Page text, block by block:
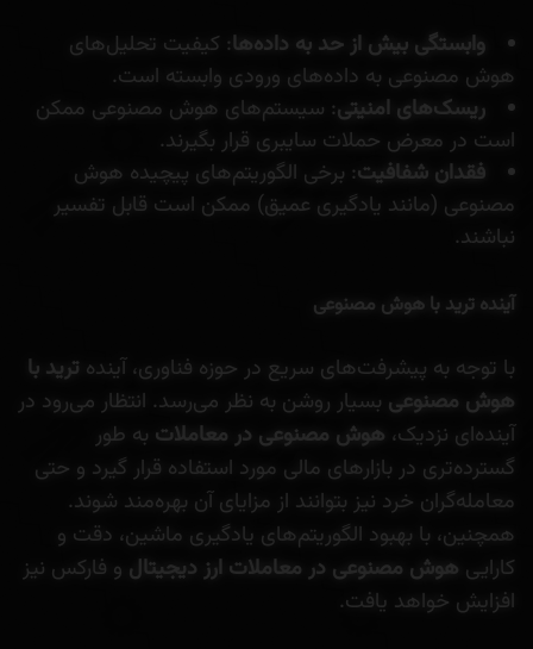
وابستگی بیش از حد به داده‌ها: کیفیت تحلیل‌های
هوش مصنوعی به داده‌های ورودی وابسته است.
ریسک‌های امنیتی: سیستم‌های هوش مصنوعی ممکن
است در معرض حملات سایبری قرار بگیرند.
فقدان شفافیت: برخی الگوریتم‌های پیچیده هوش
مصنوعی (مانند یادگیری عمیق) ممکن است قابل تفسیر
نباشند.
آینده ترید با هوش مصنوعی
با توجه به پیشرفت‌های سریع در حوزه فناوری، آینده ترید با
هوش مصنوعی بسیار روشن به نظر می‌رسد. انتظار می‌رود در
آینده‌ای نزدیک، هوش مصنوعی در معاملات به طور
گسترده‌تری در بازارهای مالی مورد استفاده قرار گیرد و حتی
معامله‌گران خرد نیز بتوانند از مزایای آن بهره‌مند شوند.
همچنین، با بهبود الگوریتم‌های یادگیری ماشین، دقت و
کارایی هوش مصنوعی در معاملات ارز دیجیتال و فارکس نیز
افزایش خواهد یافت.